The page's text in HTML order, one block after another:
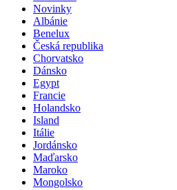
Novinky
Albánie
Benelux
Česká republika
Chorvatsko
Dánsko
Egypt
Francie
Holandsko
Island
Itálie
Jordánsko
Maďarsko
Maroko
Mongolsko